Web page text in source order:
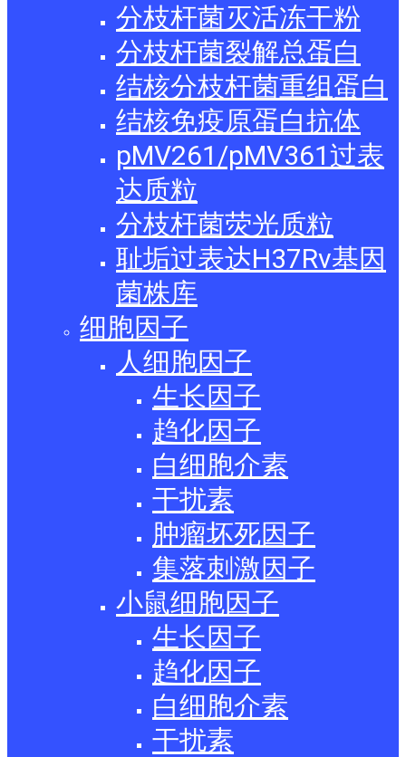
分枝杆菌灭活冻干粉
分枝杆菌裂解总蛋白
结核分枝杆菌重组蛋白
结核免疫原蛋白抗体
pMV261/pMV361过表
达质粒
分枝杆菌荧光质粒
耻垢过表达H37Rv基因
菌株库
细胞因子
人细胞因子
生长因子
趋化因子
白细胞介素
干扰素
肿瘤坏死因子
集落刺激因子
小鼠细胞因子
生长因子
趋化因子
白细胞介素
干扰素